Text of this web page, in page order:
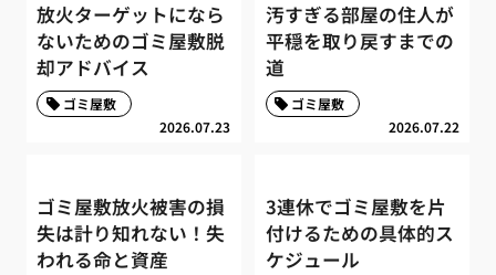
放火ターゲットになら
ないためのゴミ屋敷脱
却アドバイス
2026.07.23
ゴミ屋敷
汚すぎる部屋の住人が
平穏を取り戻すまでの
道
2026.07.22
ゴミ屋敷
ゴミ屋敷放火被害の損
失は計り知れない！失
われる命と資産
3連休でゴミ屋敷を片
付けるための具体的ス
ケジュール